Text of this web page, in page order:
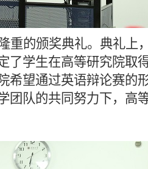
重的颁奖典礼。典礼上
了学生在高等研究院取
希望通过英语辩论赛的
队的共同努力下，高